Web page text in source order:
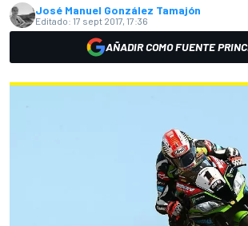
José Manuel González Tamajón
Editado: 17 sept 2017, 17:36
AÑADIR COMO FUENTE